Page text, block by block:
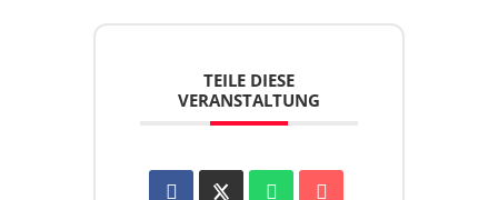
TEILE DIESE
VERANSTALTUNG